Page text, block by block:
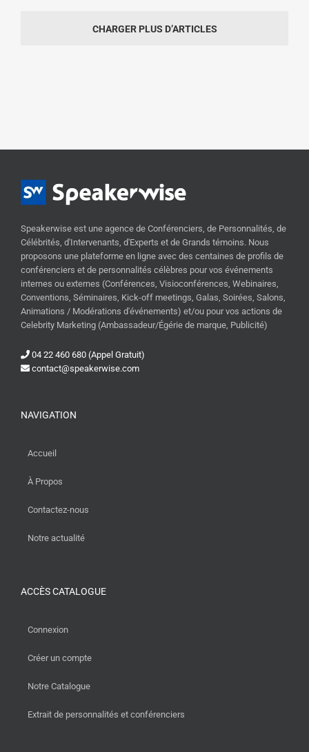
CHARGER PLUS D’ARTICLES
Speakerwise est une agence de Conférenciers, de Personnalités, de
Célébrités, d'Intervenants, d'Experts et de Grands témoins. Nous
proposons une plateforme en ligne avec des centaines de profils de
conférenciers et de personnalités célèbres pour vos événements
internes ou externes (Conférences, Visioconférences, Webinaires,
Conventions, Séminaires, Kick-off meetings, Galas, Soirées, Salons,
Animations / Modérations d'événements) et/ou pour vos actions de
Celebrity Marketing (Ambassadeur/Égérie de marque, Publicité)
04 22 460 680 (Appel Gratuit)
contact@speakerwise.com
NAVIGATION
Accueil
À Propos
Contactez-nous
Notre actualité
ACCÈS CATALOGUE
Connexion
Créer un compte
Notre Catalogue
Extrait de personnalités et conférenciers